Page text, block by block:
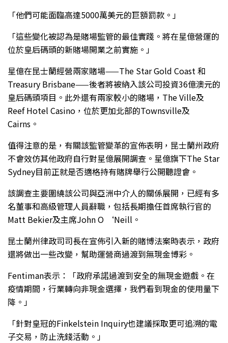
「他們可能面臨高達5000萬美元的巨額罰款。」
「這些變化被認為是賭場監管的最佳實踐。將在星億營運的
位於皇后碼頭的新賭場開業之前實施。」
星億在昆士蘭經營兩家賭場——The Star Gold Coast 和
Treasury Brisbane——後者將被納入該公司投資36億澳元的
皇后碼頭項目。此外還有兩家較小的賭場，The Ville及
Reef Hotel Casino，位於更加北部的Townsville及
Cairns。
值得注意的是，有關該監管變革的宣佈表明，昆士蘭州政府
不會效仿其他政府自行對星億展開調查。星億旗下The Star
Sydney目前正就是否適格持有賭牌舉行公開聽證會。
該調查主要圍繞該公司與亞洲中介人的關係展開，已經有多
名董事和高級管理人員辭職，包括長期擔任首席執行官的
Matt Bekier及主席John O ‘Neill。
昆士蘭州律政司司長在宣佈引入新的賭博法案時表示，政府
還將做出一些改變，幫助運營商過渡到無現金博彩。
Fentiman表示：「政府承諾過渡到安全的無現金遊戲。在
疫情期間，行業轉向非現金選擇，我們看到現金的使用量下
降。」
「針對皇冠的Finkelstein Inquiry也建議採取更可追溯的電
子交易，防止洗錢活動。」